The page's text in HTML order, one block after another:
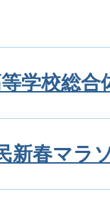
学校総合
新春マラ